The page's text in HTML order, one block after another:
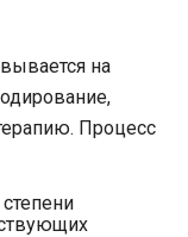
на
Процесс